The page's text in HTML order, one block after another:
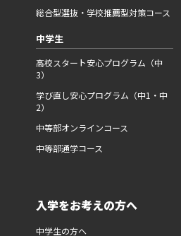
総合型選抜・学校推薦型対策コース
中学生
高校スタート安心プログラム（中
3）
学び直し安心プログラム（中1・中
2）
中等部オンラインコース
中等部通学コース
入学をお考えの方へ
中学生の方へ